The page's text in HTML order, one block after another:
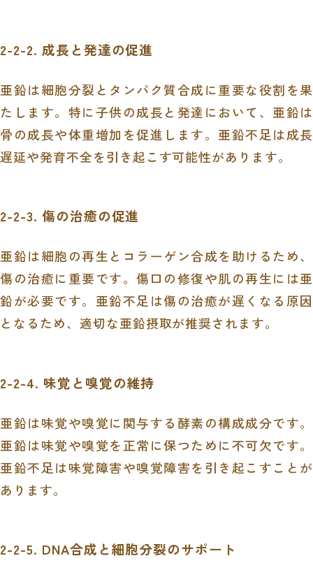
2-2-2. 成長と発達の促進
亜鉛は細胞分裂とタンパク質合成に重要な役割を果
たします。特に子供の成長と発達において、亜鉛は
骨の成長や体重増加を促進します。亜鉛不足は成長
遅延や発育不全を引き起こす可能性があります。
2-2-3. 傷の治癒の促進
亜鉛は細胞の再生とコラーゲン合成を助けるため、
傷の治癒に重要です。傷口の修復や肌の再生には亜
鉛が必要です。亜鉛不足は傷の治癒が遅くなる原因
となるため、適切な亜鉛摂取が推奨されます。
2-2-4. 味覚と嗅覚の維持
亜鉛は味覚や嗅覚に関与する酵素の構成成分です。
亜鉛は味覚や嗅覚を正常に保つために不可欠です。
亜鉛不足は味覚障害や嗅覚障害を引き起こすことが
あります。
2-2-5. DNA合成と細胞分裂のサポート